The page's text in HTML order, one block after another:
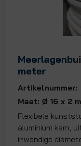
meter
Artikelnummer:
Maat: Ø 16 x 2
Flexibele
aluminium kern,
inwendige